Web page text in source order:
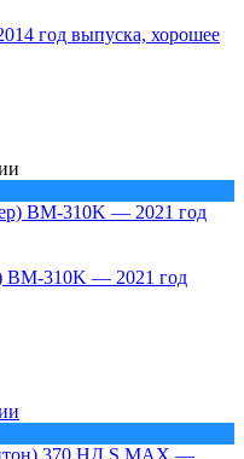
год выпуска, хорошее
BM-310K — 2021 год